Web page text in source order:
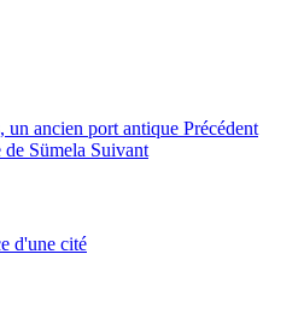
un ancien port antique Précédent
Sümela Suivant
d'une cité